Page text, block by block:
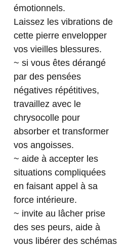
émotionnels.
Laissez les vibrations de
cette pierre envelopper
vos vieilles blessures.
~ si vous êtes dérangé
par des pensées
négatives répétitives,
travaillez avec le
chrysocolle pour
absorber et transformer
vos angoisses.
~ aide à accepter les
situations compliquées
en faisant appel à sa
force intérieure.
~ invite au lâcher prise
des ses peurs, aide à
vous libérer des schémas